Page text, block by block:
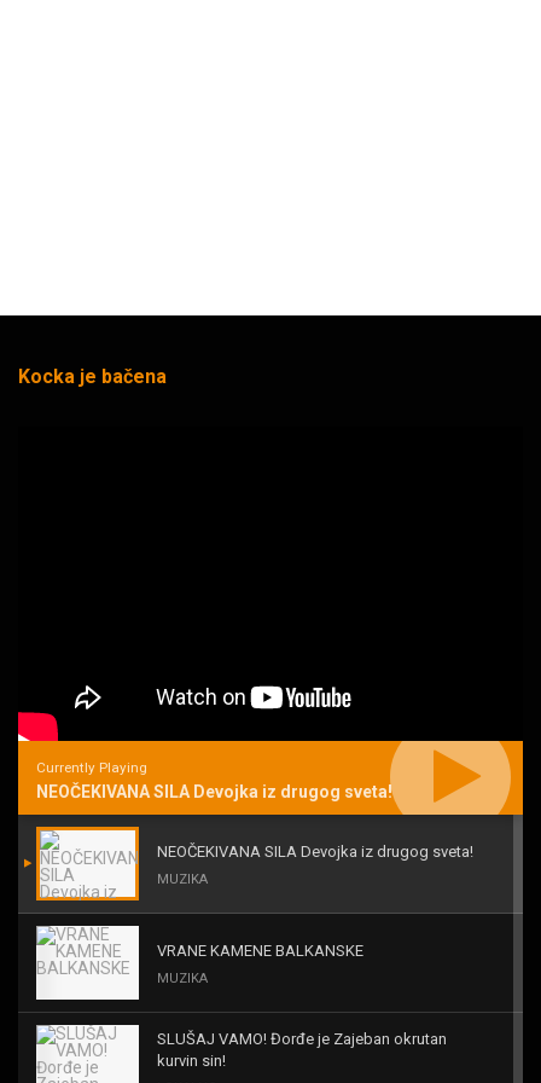
Kocka je bačena
Currently Playing
NEOČEKIVANA SILA Devojka iz drugog sveta!
NEOČEKIVANA SILA Devojka iz drugog sveta!
MUZIKA
VRANE KAMENE BALKANSKE
MUZIKA
SLUŠAJ VAMO! Đorđe je Zajeban okrutan
kurvin sin!